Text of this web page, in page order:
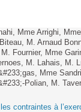
Mme Arrighi,
M. Arnaud
Fournier, Mme
M. Lahais, M.
Mme
Polian, M.
contraintes à